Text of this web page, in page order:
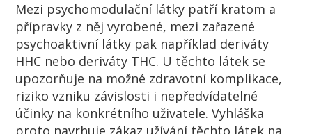
Mezi psychomodulační látky patří kratom a
přípravky z něj vyrobené, mezi zařazené
psychoaktivní látky pak například deriváty
HHC nebo deriváty THC. U těchto látek se
upozorňuje na možné zdravotní komplikace,
riziko vzniku závislosti i nepředvídatelné
účinky na konkrétního uživatele. Vyhláška
proto navrhuje zákaz užívání těchto látek na